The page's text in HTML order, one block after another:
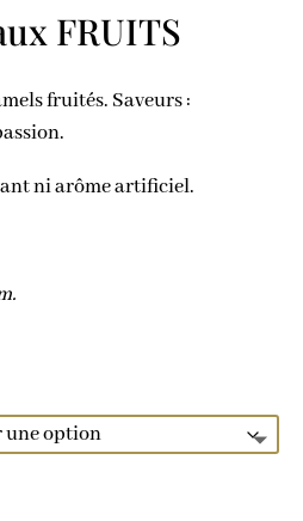
FRUITS
fruités. Saveurs :
ni arôme artificiel.